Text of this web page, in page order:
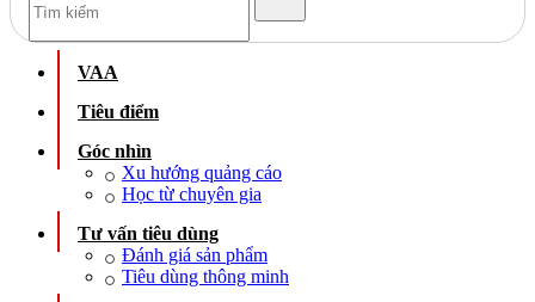
VAA
Tiêu điểm
Góc nhìn
Xu hướng quảng cáo
Học từ chuyên gia
Tư vấn tiêu dùng
Đánh giá sản phẩm
Tiêu dùng thông minh